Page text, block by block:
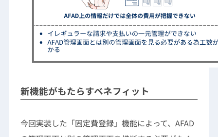
新機能がもたらすベネフィット
今回実装した「固定費登録」機能によって、AFAD